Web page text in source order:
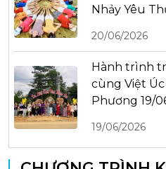
Nhảy Yêu
20/06/2026
Hành trình
cùng Việt
Phương 19/
19/06/2026